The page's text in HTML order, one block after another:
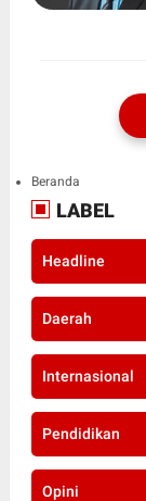
Beranda
LABEL
Headline
Daerah
Internasional
Pendidikan
Opini